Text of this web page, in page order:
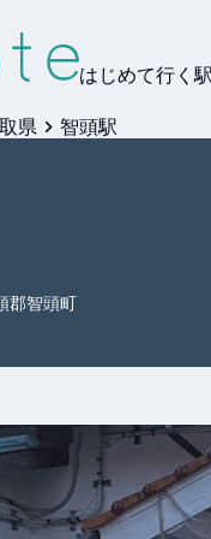
はじめて行く
県 智頭駅
郡智頭町